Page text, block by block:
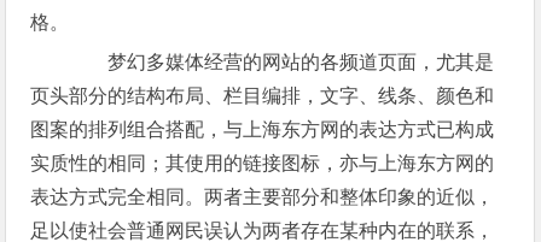
格。
梦幻多媒体经营的网站的各频道页面，尤其是
页头部分的结构布局、栏目编排，文字、线条、颜色和
图案的排列组合搭配，与上海东方网的表达方式已构成
实质性的相同；其使用的链接图标，亦与上海东方网的
表达方式完全相同。两者主要部分和整体印象的近似，
足以使社会普通网民误认为两者存在某种内在的联系，